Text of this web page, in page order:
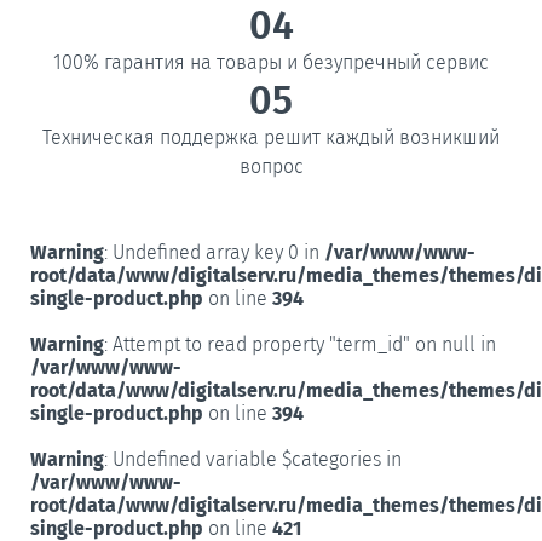
04
100% гарантия на товары и безупречный сервис
05
Техническая поддержка решит каждый возникший
вопрос
Warning: Undefined array key 0 in /var/www/www-
root/data/www/digitalserv.ru/media_themes/themes/
single-product.php on line 394
Warning: Attempt to read property "term_id" on null in
/var/www/www-
root/data/www/digitalserv.ru/media_themes/themes/
single-product.php on line 394
Warning: Undefined variable $categories in
/var/www/www-
root/data/www/digitalserv.ru/media_themes/themes/
single-product.php on line 421